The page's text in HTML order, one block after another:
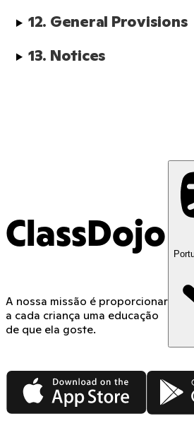
12. General Provisions
13. Notices
ClassDojo
A nossa missão é proporcionar
a cada criança uma educação
de que ela goste.
App Store Google